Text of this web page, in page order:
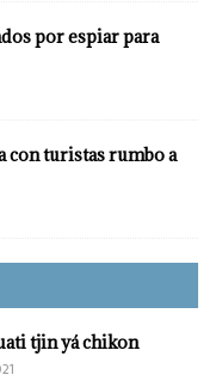
por espiar para
con turistas rumbo a
tjin yá chikon